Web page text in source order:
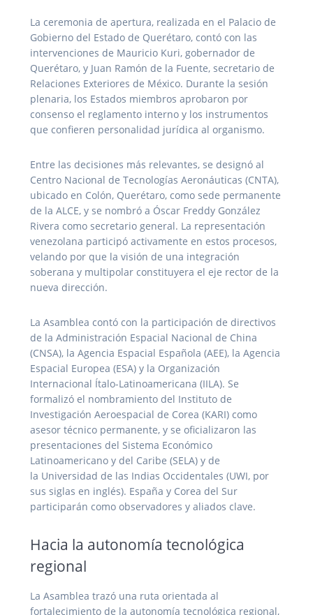
La ceremonia de apertura, realizada en el Palacio de
Gobierno del Estado de Querétaro, contó con las
intervenciones de Mauricio Kuri, gobernador de
Querétaro, y Juan Ramón de la Fuente, secretario de
Relaciones Exteriores de México. Durante la sesión
plenaria, los Estados miembros aprobaron por
consenso el reglamento interno y los instrumentos
que confieren personalidad jurídica al organismo.
Entre las decisiones más relevantes, se designó al
Centro Nacional de Tecnologías Aeronáuticas (CNTA),
ubicado en Colón, Querétaro, como sede permanente
de la ALCE, y se nombró a Óscar Freddy González
Rivera como secretario general. La representación
venezolana participó activamente en estos procesos,
velando por que la visión de una integración
soberana y multipolar constituyera el eje rector de la
nueva dirección.
La Asamblea contó con la participación de directivos
de la Administración Espacial Nacional de China
(CNSA), la Agencia Espacial Española (AEE), la Agencia
Espacial Europea (ESA) y la Organización
Internacional Ítalo-Latinoamericana (IILA). Se
formalizó el nombramiento del Instituto de
Investigación Aeroespacial de Corea (KARI) como
asesor técnico permanente, y se oficializaron las
presentaciones del Sistema Económico
Latinoamericano y del Caribe (SELA) y de
la Universidad de las Indias Occidentales (UWI, por
sus siglas en inglés). España y Corea del Sur
participarán como observadores y aliados clave.
Hacia la autonomía tecnológica
regional
La Asamblea trazó una ruta orientada al
fortalecimiento de la autonomía tecnológica regional,